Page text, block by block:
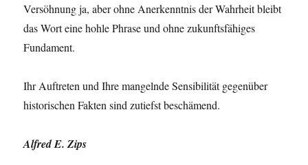
Versöhnung ja, aber ohne Anerkenntnis der Wahrheit bleibt
das Wort eine hohle Phrase und ohne zukunftsfähiges
Fundament.
Ihr Auftreten und Ihre mangelnde Sensibilität gegenüber
historischen Fakten sind zutiefst beschämend.
Alfred E. Zips